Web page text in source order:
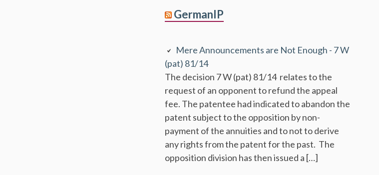
GermanIP
Mere Announcements are Not Enough - 7 W
(pat) 81/14
The decision 7 W (pat) 81/14 relates to the
request of an opponent to refund the appeal
fee. The patentee had indicated to abandon the
patent subject to the opposition by non-
payment of the annuities and to not to derive
any rights from the patent for the past. The
opposition division has then issued a […]